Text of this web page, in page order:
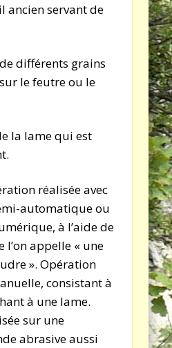
ancien servant de
différents grains
le feutre ou le
la lame qui est
réalisée avec
automatique ou
à l’aide de
l’on appelle « une
». Opération
consistant à
à une lame.
sur une
abrasive aussi